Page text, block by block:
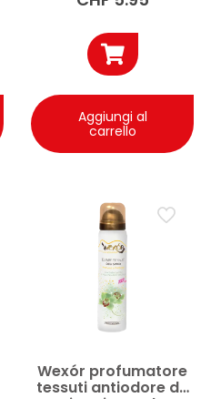
Aggiungi al
carrello
Wexór profumatore
tessuti antiodore da